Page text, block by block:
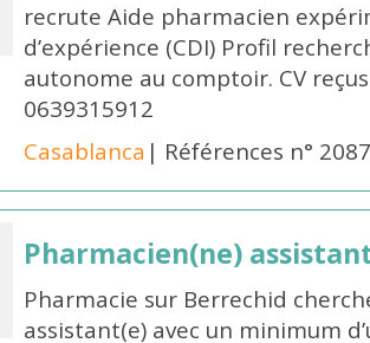
recrute Aide pharmacien
d’expérience (CDI) Profil
autonome au comptoir. CV
0639315912
Casablanca | Références n°
Pharmacien(ne)
Pharmacie sur Berrechid
assistant(e) avec un minimum